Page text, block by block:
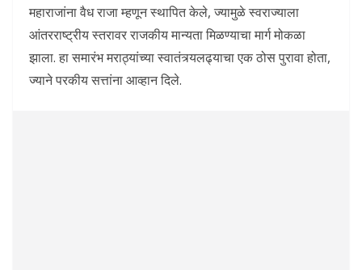
महाराजांना वैध राजा म्हणून स्थापित केले, ज्यामुळे स्वराज्याला
आंतरराष्ट्रीय स्तरावर राजकीय मान्यता मिळण्याचा मार्ग मोकळा
झाला. हा समारंभ मराठ्यांच्या स्वातंत्र्यलढ्याचा एक ठोस पुरावा होता,
ज्याने परकीय सत्तांना आव्हान दिले.